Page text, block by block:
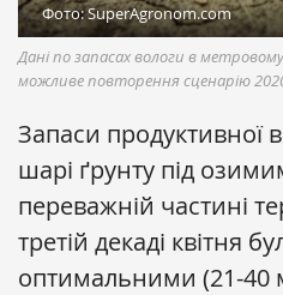
Фото: SuperAgronom.com
Дані по запасах вологи в
можливе повторення сценарію
Запаси продуктивної
шарі ґрунту під
переважній частині
третій декаді квітня
оптимальними (21-40